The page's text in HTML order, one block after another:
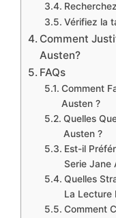
Vérifiez la
Comment
Austen?
FAQs
Comment
Austen ?
Quelles
Austen ?
Est-il
Serie Jane
Quelles
La Lecture
Comment